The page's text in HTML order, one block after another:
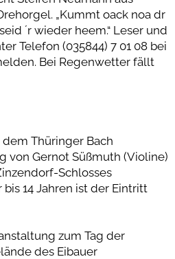
„Kummt oack noa dr
´r wieder heem.“ Leser und
Telefon (035844) 7 01 08 bei
Bei Regenwetter fällt
Thüringer Bach
von Gernot Süßmuth (Violine)
Schlosses
14 Jahren ist der Eintritt
zum Tag der
des Eibauer